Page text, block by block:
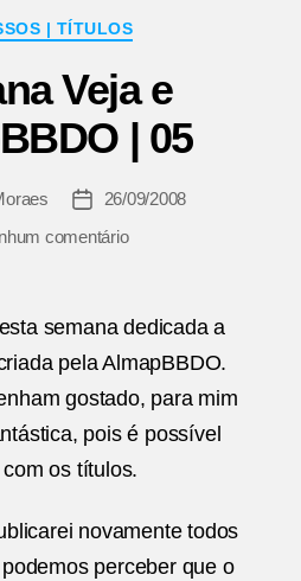
Categorias
| TÍTULOS
Veja e
| 05
Data26/09/2008
comentárioem
AlmapBBDO
|
05
semana dedicada a
pela AlmapBBDO.
gostado, para mim
pois é possível
os títulos.
novamente todos
perceber que o